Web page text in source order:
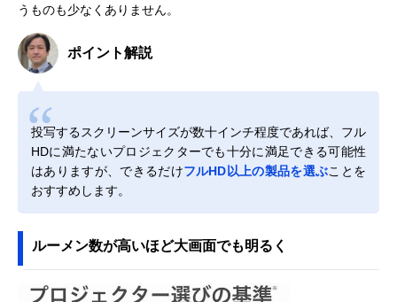
うものも少なくありません。
ポイント解説
投写するスクリーンサイズが数十インチ程度であれば、フル
HDに満たないプロジェクターでも十分に満足できる可能性
はありますが、できるだけフルHD以上の製品を選ぶことを
おすすめします。
ルーメン数が高いほど大画面でも明るく